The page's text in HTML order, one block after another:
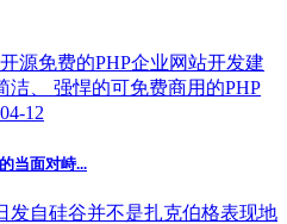
源免费的PHP企业网站开发建
、 强悍的可免费商用的PHP
12
当面对峙...
发自硅谷并不是扎克伯格表现地